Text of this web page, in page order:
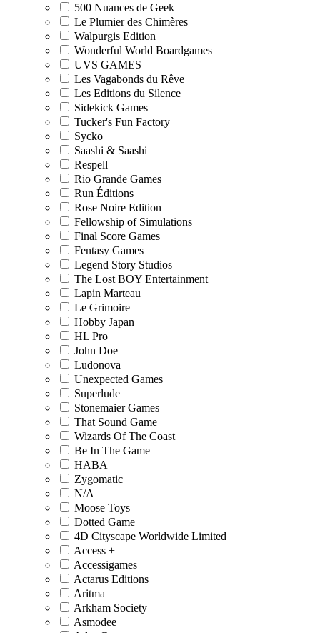
500 Nuances de Geek
Le Plumier des Chimères
Walpurgis Edition
Wonderful World Boardgames
UVS GAMES
Les Vagabonds du Rêve
Les Editions du Silence
Sidekick Games
Tucker's Fun Factory
Sycko
Saashi & Saashi
Respell
Rio Grande Games
Run Éditions
Rose Noire Edition
Fellowship of Simulations
Final Score Games
Fentasy Games
Legend Story Studios
The Lost BOY Entertainment
Lapin Marteau
Le Grimoire
Hobby Japan
HL Pro
John Doe
Ludonova
Unexpected Games
Superlude
Stonemaier Games
That Sound Game
Wizards Of The Coast
Be In The Game
HABA
Zygomatic
N/A
Moose Toys
Dotted Game
4D Cityscape Worldwide Limited
Access +
Accessigames
Actarus Editions
Aritma
Arkham Society
Asmodee